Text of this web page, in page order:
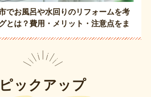
でお風呂や水回りのリフォームを考
とは？費用・メリット・注意点をま
ピックアップ